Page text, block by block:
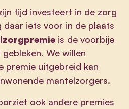
tijd investeert in de zorg
daar iets voor in de plaats
is de voorbije
We willen
premie uitgebreid kan
mantelzorgers.
ook andere premies